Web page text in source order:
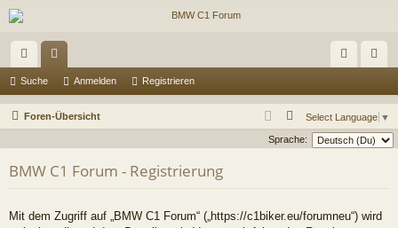
ch
ne
riff
en m
el
n
ist
rie
n
Suche Anmelden Registrieren
Foren-Übersicht Select Language ▼
Sprache:
BMW C1 Forum - Registrierung
Mit dem Zugriff auf „BMW C1 Forum“ („https://c1biker.eu/forumneu“) wird